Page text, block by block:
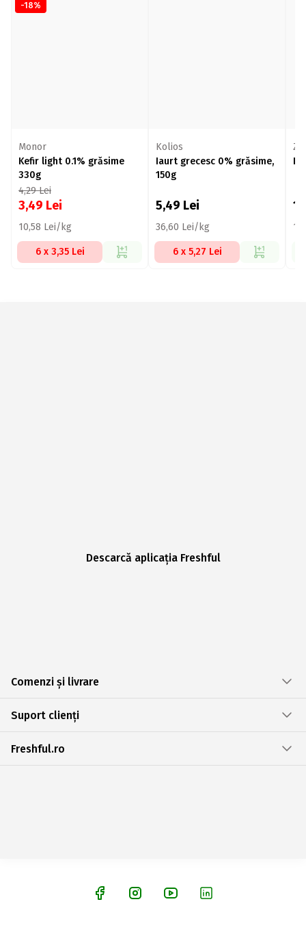
-18%
Monor
Kefir light 0.1% grăsime
330g
4,29Lei
3,49 Lei
10,58 Lei/kg
6 x 3,35 Lei
Kolios
Iaurt grecesc 0% grăsime,
150g
5,49 Lei
36,60 Lei/kg
6 x 5,27 Lei
Descarcă aplicația Freshful
Comenzi și livrare
Suport clienți
Freshful.ro